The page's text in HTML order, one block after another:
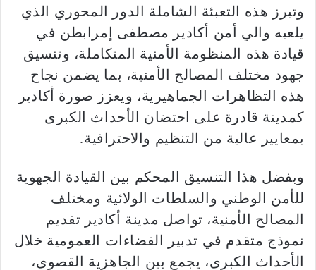
وتبرز هذه التعبئة الشاملة الدور المحوري الذي
يلعبه والي أمن أكادير مصطفى إمرابطن في
قيادة هذه المنظومة الأمنية المتكاملة، وتنسيق
جهود مختلف المصالح الأمنية، بما يضمن نجاح
هذه التظاهرات الجماهيرية، ويعزز صورة أكادير
كمدينة قادرة على احتضان الأحداث الكبرى
بمعايير عالية من التنظيم والاحترافية.
وبفضل هذا التنسيق المحكم بين القيادة الجهوية
للأمن الوطني والسلطات الولائية ومختلف
المصالح الأمنية، تواصل مدينة أكادير تقديم
نموذج متقدم في تدبير الفضاءات العمومية خلال
الأحداث الكبرى، يجمع بين الجاهزية القصوى،